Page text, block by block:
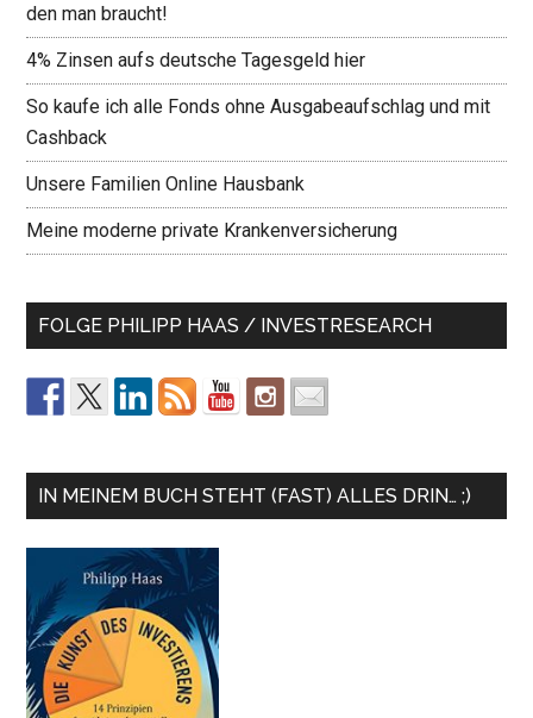
den man braucht!
4% Zinsen aufs deutsche Tagesgeld hier
So kaufe ich alle Fonds ohne Ausgabeaufschlag und mit
Cashback
Unsere Familien Online Hausbank
Meine moderne private Krankenversicherung
FOLGE PHILIPP HAAS / INVESTRESEARCH
IN MEINEM BUCH STEHT (FAST) ALLES DRIN… ;)